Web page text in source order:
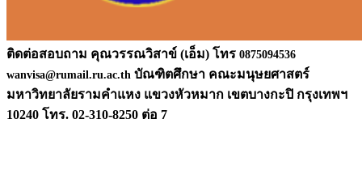
ติดต่อสอบถาม คุณวรรณวิสาข์ (เอ็ม) โทร 0875094536
wanvisa@rumail.ru.ac.th บัณฑิตศึกษา คณะมนุษยศาสตร์
มหาวิทยาลัยรามคำแหง แขวงหัวหมาก เขตบางกะปิ กรุงเทพฯ
10240 โทร. 02-310-8250 ต่อ 7